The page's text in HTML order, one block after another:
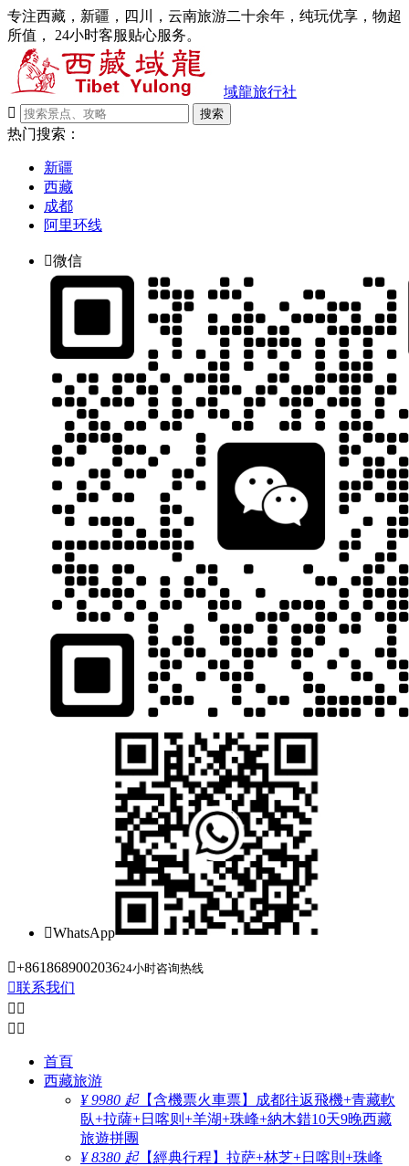
专注西藏，新疆，四川，云南旅游二十余年，纯玩优享，物超
所值， 24小时客服贴心服务。
域龍旅行社

搜索
热门搜索：
新疆
西藏
成都
阿里环线
微信
WhatsApp
+861868900203624小时咨询热线
联系我们
 
 
首頁
西藏旅游
¥ 9980 起【含機票火車票】成都往返飛機+青藏軟
臥+拉薩+日喀则+羊湖+珠峰+納木錯10天9晚西藏
旅遊拼團
¥ 8380 起【經典行程】拉萨+林芝+日喀則+珠峰